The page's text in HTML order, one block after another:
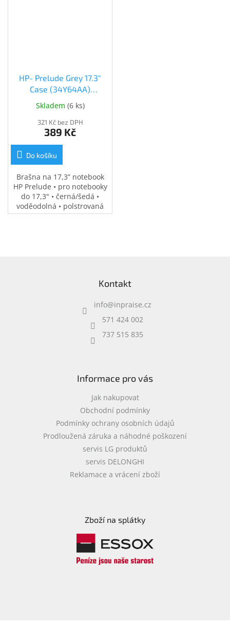
HP- Prelude Grey 17.3"
Case (34Y64AA)
(34Y64AA)
Skladem (6 ks)
321 Kč bez DPH
389 Kč
Do košíku
Brašna na 17,3” notebook
HP Prelude • pro notebooky
do 17,3" • černá/šedá •
voděodolná • polstrovaná
přihrádka na notebook •
Kontakt
info@inpraise.cz
571 424 002
737 515 835
Informace pro vás
Jak nakupovat
Obchodní podmínky
Podmínky ochrany osobních údajů
Prodloužená záruka a náhodné poškození
servis LG produktů
servis DELONGHI
Reklamace a vrácení zboží
Zboží na splátky